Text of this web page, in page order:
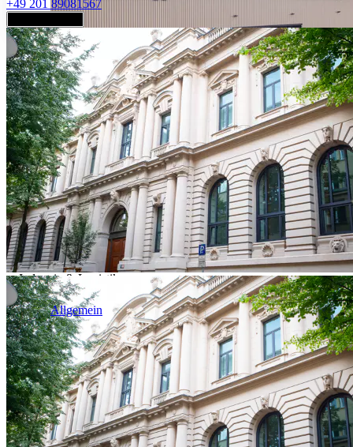
Industrie & Logistik
Allgemein
+49 201 89081567